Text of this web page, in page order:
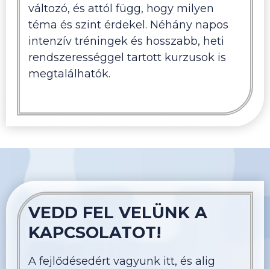
változó, és attól függ, hogy milyen
téma és szint érdekel. Néhány napos
intenzív tréningek és hosszabb, heti
rendszerességgel tartott kurzusok is
megtalálhatók.
VEDD FEL VELÜNK A
KAPCSOLATOT!
A fejlődésedért vagyunk itt, és alig